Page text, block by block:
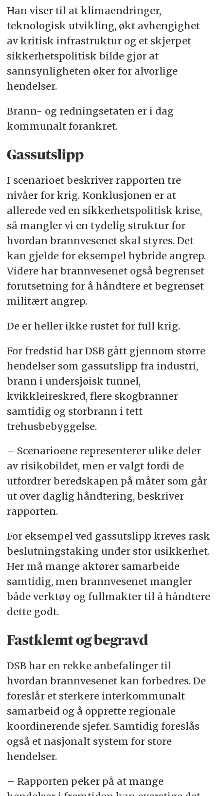
Han viser til at klimaendringer,
teknologisk utvikling, økt avhengighet
av kritisk infrastruktur og et skjerpet
sikkerhetspolitisk bilde gjør at
sannsynligheten øker for alvorlige
hendelser.
Brann- og redningsetaten er i dag
kommunalt forankret.
Gassutslipp
I scenarioet beskriver rapporten tre
nivåer for krig. Konklusjonen er at
allerede ved en sikkerhetspolitisk krise,
så mangler vi en tydelig struktur for
hvordan brannvesenet skal styres. Det
kan gjelde for eksempel hybride angrep.
Videre har brannvesenet også begrenset
forutsetning for å håndtere et begrenset
militært angrep.
De er heller ikke rustet for full krig.
For fredstid har DSB gått gjennom større
hendelser som gassutslipp fra industri,
brann i undersjøisk tunnel,
kvikkleireskred, flere skogbranner
samtidig og storbrann i tett
trehusbebyggelse.
– Scenarioene representerer ulike deler
av risikobildet, men er valgt fordi de
utfordrer beredskapen på måter som går
ut over daglig håndtering, beskriver
rapporten.
For eksempel ved gassutslipp kreves rask
beslutningstaking under stor usikkerhet.
Her må mange aktører samarbeide
samtidig, men brannvesenet mangler
både verktøy og fullmakter til å håndtere
dette godt.
Fastklemt og begravd
DSB har en rekke anbefalinger til
hvordan brannvesenet kan forbedres. De
foreslår et sterkere interkommunalt
samarbeid og å opprette regionale
koordinerende sjefer. Samtidig foreslås
også et nasjonalt system for store
hendelser.
– Rapporten peker på at mange